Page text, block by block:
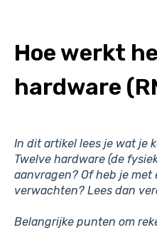
Hoe werkt
hardware
In dit artikel lees je wat je
Twelve hardware (de
aanvragen? Of heb je
verwachten? Lees dan
Belangrijke punten om